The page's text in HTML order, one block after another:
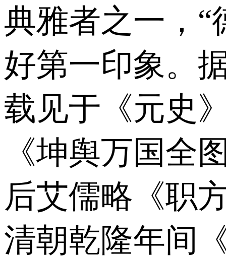
典雅者之一，
好第一印象。
载见于《元史
《坤舆万国全
后艾儒略《职
清朝乾隆年间